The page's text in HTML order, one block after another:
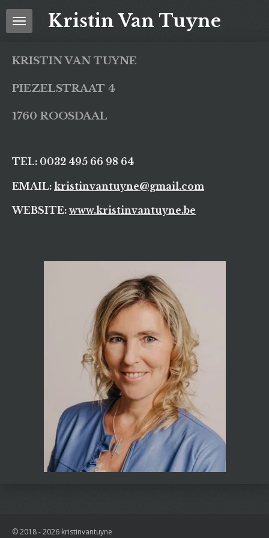
Ga
direct
hoofdinhoud
Kristin Van Tuyne
KRISTIN VAN TUYNE
PIEZELSTRAAT 4
1760 ROOSDAAL
TEL: 0032 495 66 98 64
EMAIL: kristinvantuyne@gmail.com
WEBSITE: www.kristinvantuyne.be
© 2018 - 2026 kristinvantuyne